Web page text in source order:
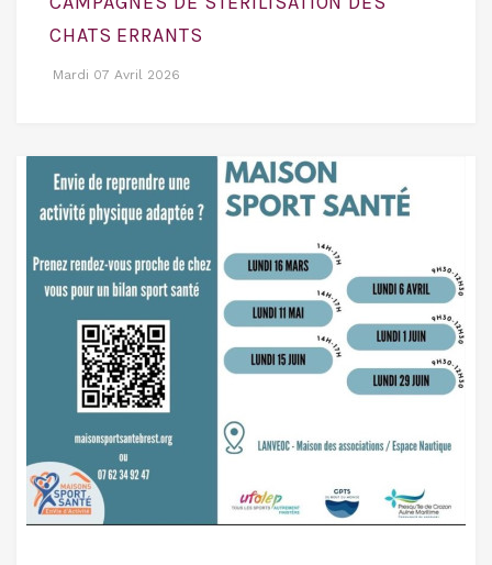
CHATS ERRANTS
Mardi 07 Avril 2026